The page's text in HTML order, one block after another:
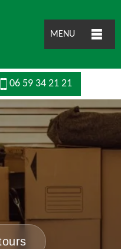
MENU
06 59 34 21 21